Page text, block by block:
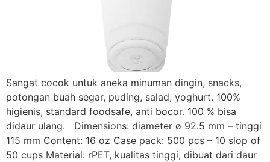
Sangat cocok untuk aneka minuman dingin, snacks,
potongan buah segar, puding, salad, yoghurt. 100%
higienis, standard foodsafe, anti bocor. 100 % bisa
didaur ulang. Dimensions: diameter ø 92.5 mm – tinggi
115 mm Content: 16 oz Case pack: 500 pcs – 10 slop of
50 cups Material: rPET, kualitas tinggi, dibuat dari daur